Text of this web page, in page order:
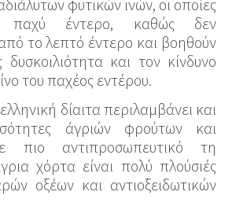
φυτικών ινών, οι οποίες
παχύ έντερο, καθώς δεν
το λεπτό έντερο και βοηθούν
και τον κίνδυνο
του παχέος εντέρου.
δίαιτα περιλαμβάνει και
άγριών φρούτων και
πιο αντιπροσωπευτικό τη
χόρτα είναι πολύ πλούσιές
οξέων και αντιοξειδωτικών